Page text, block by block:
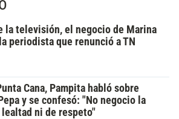
la televisión, el negocio de Marina
periodista que renunció a TN
Cana, Pampita habló sobre
y se confesó: "No negocio la
ni de respeto"